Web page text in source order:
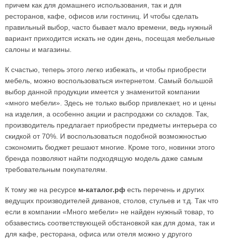
причем как для домашнего использования, так и для
ресторанов, кафе, офисов или гостиниц. И чтобы сделать
правильный выбор, часто бывает мало времени, ведь нужный
вариант приходится искать не один день, посещая мебельные
салоны и магазины.
К счастью, теперь этого легко избежать, и чтобы приобрести
мебель, можно воспользоваться интернетом. Самый большой
выбор данной продукции имеется у знаменитой компании
«много мебели». Здесь не только выбор привлекает, но и цены
на изделия, а особенно акции и распродажи со складов. Так,
производитель предлагает приобрести предметы интерьера со
скидкой от 70%. И воспользоваться подобной возможностью
сэкономить бюджет решают многие. Кроме того, новинки этого
бренда позволяют найти подходящую модель даже самым
требовательным покупателям.
К тому же на ресурсе м-каталог.рф есть перечень и других
ведущих производителей диванов, столов, стульев и т.д. Так что
если в компании «Много мебели» не найден нужный товар, то
обзавестись соответствующей обстановкой как для дома, так и
для кафе, ресторана, офиса или отеля можно у другого